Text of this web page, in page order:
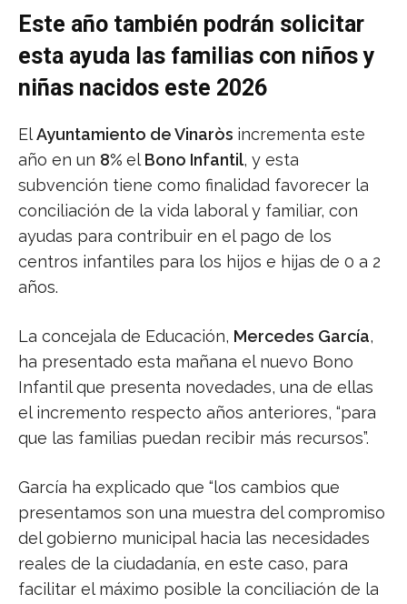
Este año también podrán solicitar
esta ayuda las familias con niños y
niñas nacidos este 2026
ElAyuntamiento de Vinaròs incrementa este
año en un 8% el Bono Infantil, y esta
subvención tiene como finalidad favorecer la
conciliación de la vida laboral y familiar, con
ayudas para contribuir en el pago de los
centros infantiles para los hijos e hijas de 0 a 2
años.
La concejala de Educación, Mercedes García,
ha presentado esta mañana el nuevo Bono
Infantil que presenta novedades, una de ellas
el incremento respecto años anteriores, “para
que las familias puedan recibir más recursos”.
García ha explicado que “los cambios que
presentamos son una muestra del compromiso
del gobierno municipal hacia las necesidades
reales de la ciudadanía, en este caso, para
facilitar el máximo posible la conciliación de la